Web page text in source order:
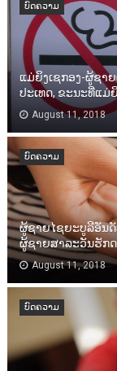
ບົດຄວາມ
ແມ່ຍິງເຊກອງ-ຜູ້ຊາ
ປະເທດ, ຂະນະທີ່ແ
August 11, 2018
ບົດຄວາມ
ຜູ້ຊາຍໄຊຍະບູລີອັນດັ
ຜູ້ຊາຍສາລະວັນຮັກ
August 11, 2018
ບົດຄວາມ